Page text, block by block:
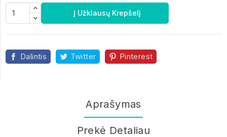
Į Užklausų Krepšelį
Dalintis Twitter Pinterest
Aprašymas
Prekė Detaliau